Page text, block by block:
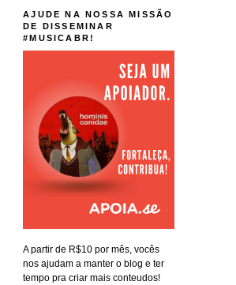
AJUDE NA NOSSA MISSÃO
DE DISSEMINAR
#MUSICABR!
A partir de R$10 por mês, vocês
nos ajudam a manter o blog e ter
tempo pra criar mais conteudos!